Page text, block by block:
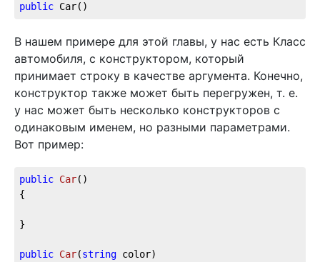
public Car()
В нашем примере для этой главы, у нас есть Класс
автомобиля, с конструктором, который
принимает строку в качестве аргумента. Конечно,
конструктор также может быть перегружен, т. е.
у нас может быть несколько конструкторов с
одинаковым именем, но разными параметрами.
Вот пример:
public Car( )
{
}
public Car(string color)